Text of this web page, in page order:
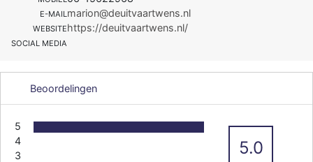
E-MAILmarion@deuitvaartwens.nl
WEBSITEhttps://deuitvaartwens.nl/
SOCIAL MEDIA
Beoordelingen
5
4
3
5.0